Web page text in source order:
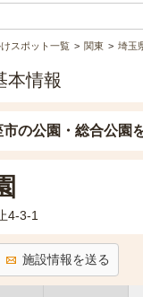
スポット一覧 関東 埼玉
本情報
市の公園・総合公園
4-3-1
施設情報を送る